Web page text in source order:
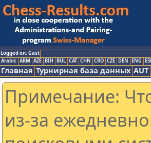
Logged on: Gast
Arabic ARM AZE BIH BUL CAT CHN CRO CZE DEN ENG
Главная Турнирная база данных AUT
Примечание:
из-за